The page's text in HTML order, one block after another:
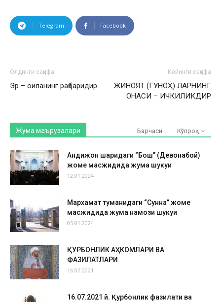
Telegram Facebook
Олдинги саҳифа
Эр – оиланинг раҳбаридир
Кейинги саҳифа
ЖИНОЯТ (ГУНОҲ) ЛАРНИНГ
ОНАСИ – ИЧКИЛИКДИР
Жума маърузалари Барчаси Кўпроқ
Андижон шаҳридаги “Бош” (Девонабой)
жоме масжидида жума шукуҳи
12.01.2024
Мархамат туманидаги “Сунна” жоме
масжидида жума намози шукуҳи
05.01.2024
ҚУРБОНЛИК АҲКОМЛАРИ ВА
ФАЗИЛАТЛАРИ
16.07.2021
16.07.2021 й. Қурбонлик фазилати ва